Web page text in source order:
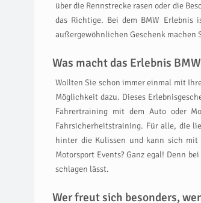
über die Rennstrecke rasen oder die
das Richtige. Bei dem BMW Erlebnis
außergewöhnlichen Geschenk machen
Was macht das Erlebnis
Wollten Sie schon immer einmal mit
Möglichkeit dazu. Dieses
Fahrertraining mit dem Auto oder
Fahrsicherheitstraining. Für alle, die
hinter die Kulissen und kann sich mit
Motorsport Events? Ganz egal! Denn
schlagen lässt.
Wer freut sich besonders,